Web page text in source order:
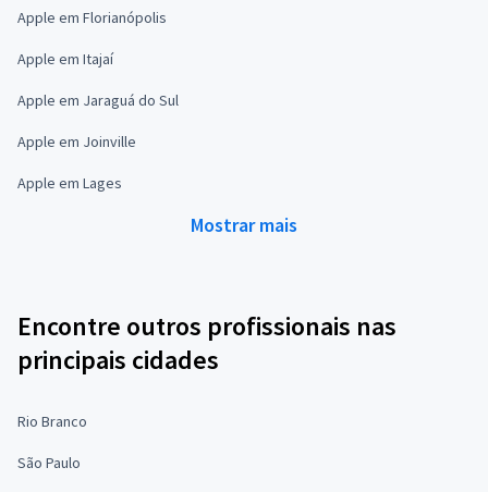
Apple em Florianópolis
Apple em Itajaí
Apple em Jaraguá do Sul
Apple em Joinville
Apple em Lages
Mostrar mais
Encontre outros profissionais nas
principais cidades
Rio Branco
São Paulo